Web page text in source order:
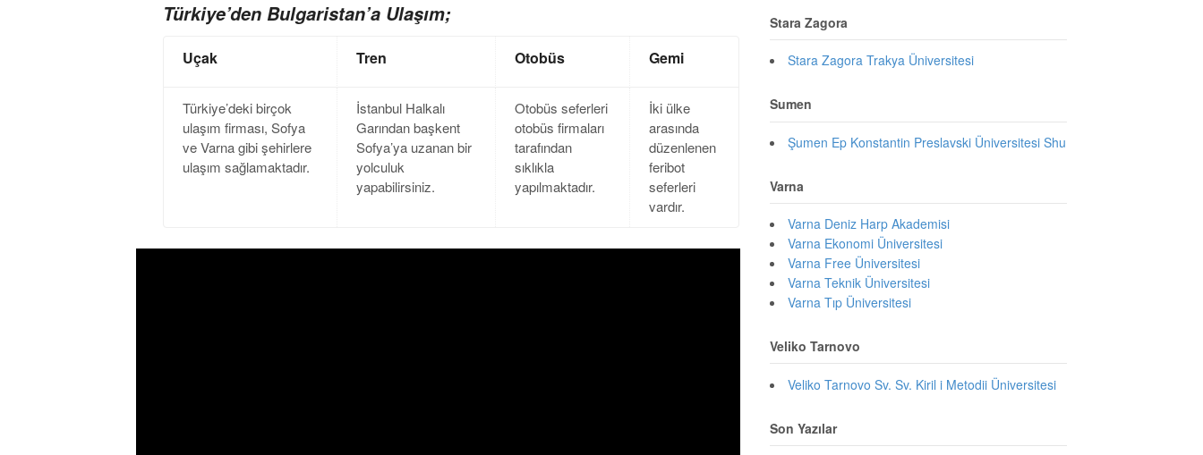
Türkiye’den Bulgaristan’a Ulaşım;
Uçak Tren Otobüs Gemi
Türkiye’deki birçok
ulaşım firması, Sofya
ve Varna gibi şehirlere
ulaşım sağlamaktadır.
İstanbul Halkalı
Garından başkent
Sofya’ya uzanan bir
yolculuk
yapabilirsiniz.
Otobüs seferleri
otobüs firmaları
tarafından
sıklıkla
yapılmaktadır.
İki ülke
arasında
düzenlenen
feribot
seferleri
vardır.
Stara Zagora
Stara Zagora Trakya Üniversitesi
Sumen
Şumen Ep Konstantin Preslavski Üniversitesi Shu
Varna
Varna Deniz Harp Akademisi
Varna Ekonomi Üniversitesi
Varna Free Üniversitesi
Varna Teknik Üniversitesi
Varna Tıp Üniversitesi
Veliko Tarnovo
Veliko Tarnovo Sv. Sv. Kiril i Metodii Üniversitesi
Son Yazılar